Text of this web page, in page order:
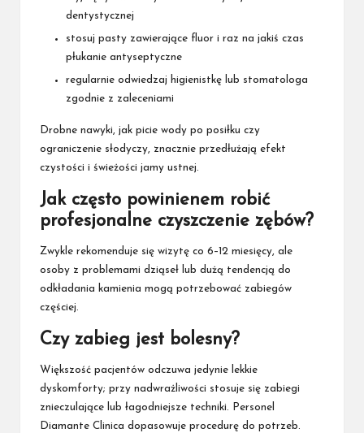
dentystycznej
stosuj pasty zawierające fluor i raz na jakiś czas
płukanie antyseptyczne
regularnie odwiedzaj higienistkę lub stomatologa
zgodnie z zaleceniami
Drobne nawyki, jak picie wody po posiłku czy
ograniczenie słodyczy, znacznie przedłużają efekt
czystości i świeżości jamy ustnej.
Jak często powinienem robić
profesjonalne czyszczenie zębów?
Zwykle rekomenduje się wizytę co 6–12 miesięcy, ale
osoby z problemami dziąseł lub dużą tendencją do
odkładania kamienia mogą potrzebować zabiegów
częściej.
Czy zabieg jest bolesny?
Większość pacjentów odczuwa jedynie lekkie
dyskomforty; przy nadwrażliwości stosuje się zabiegi
znieczulające lub łagodniejsze techniki. Personel
Diamante Clinica dopasowuje procedurę do potrzeb.